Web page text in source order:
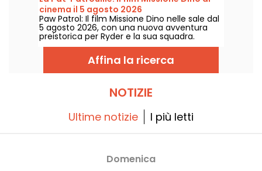
cinema il 5 agosto 2026
Paw Patrol: Il film Missione Dino nelle sale dal
5 agosto 2026, con una nuova avventura
preistorica per Ryder e la sua squadra.
Affina la ricerca
NOTIZIE
Ultime notizie I più letti
Domenica